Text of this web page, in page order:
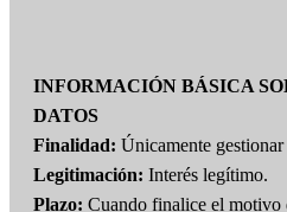
INFORMACIÓN BÁSICA
DATOS
Finalidad: Únicamente
Legitimación: Interés legítimo.
Plazo: Cuando finalice el